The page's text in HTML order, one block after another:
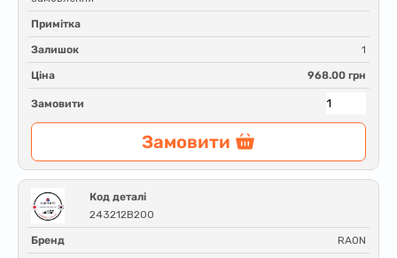
Примітка
Залишок 1
Ціна 968.00 грн
Замовити
Замовити
Код деталі
243212B200
Бренд RAON